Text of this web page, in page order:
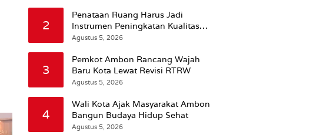
2
Penataan Ruang Harus Jadi
Instrumen Peningkatan Kualitas
Hidup Masyarakat, Wattimena:
Susun RDTR Sebagai Dasar Hukum
Agustus 5, 2026
3
Pemkot Ambon Rancang Wajah
Baru Kota Lewat Revisi RTRW
Agustus 5, 2026
4
Wali Kota Ajak Masyarakat Ambon
Bangun Budaya Hidup Sehat
Agustus 5, 2026